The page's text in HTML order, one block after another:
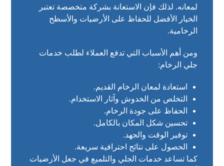
لمعانه. لذلك فإن الاستعانة بشركة متخصصة تعتبر
الخيار الأفضل للحفاظ على الأرضيات والأسطح
الرخامية.
ومن أهم الأسباب التي تدفع العملاء لطلب خدمات
جلي الرخام:
استعادة لمعان الرخام القديم.
التخلص من الخدوش وآثار الاستخدام.
الحفاظ على جودة الرخام.
تحسين شكل المكان بالكامل.
توفير الوقت والجهد.
الحصول على نتائج احترافية سريعة.
كما تساعد خدمات الجلي والتلميع في جعل الأرضيات